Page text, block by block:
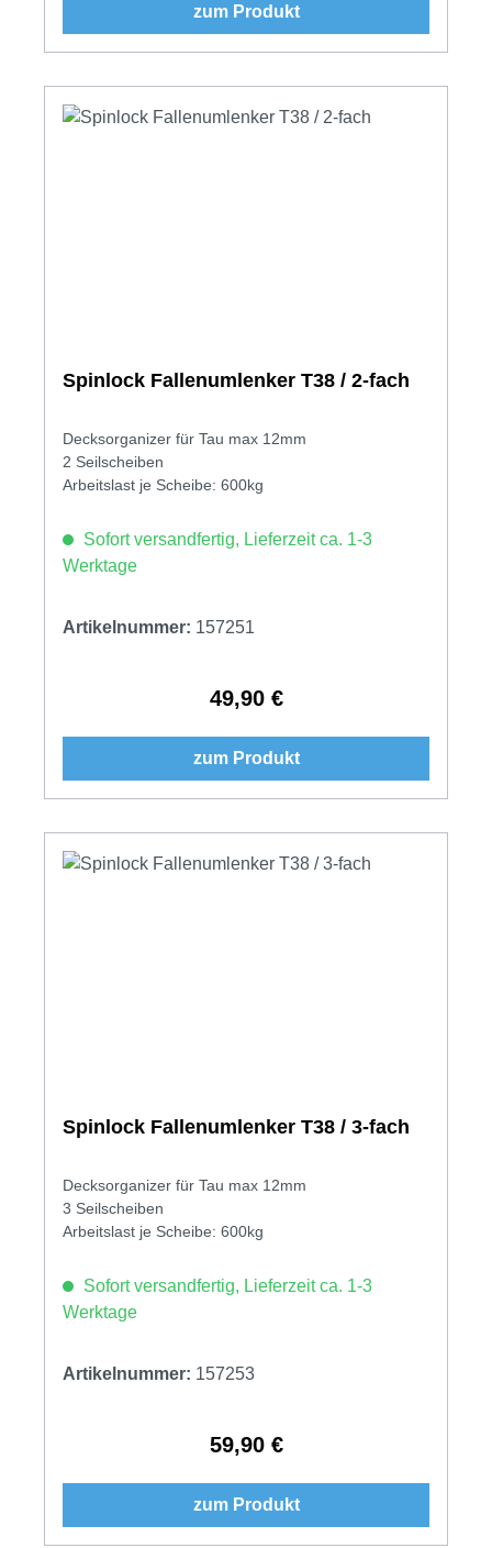
zum Produkt
Spinlock Fallenumlenker T38 / 2-fach
Decksorganizer für Tau max 12mm
2 Seilscheiben
Arbeitslast je Scheibe: 600kg
Sofort versandfertig, Lieferzeit ca. 1-3
Werktage
Artikelnummer: 157251
Regulärer Preis:
49,90 €
zum Produkt
Spinlock Fallenumlenker T38 / 3-fach
Decksorganizer für Tau max 12mm
3 Seilscheiben
Arbeitslast je Scheibe: 600kg
Sofort versandfertig, Lieferzeit ca. 1-3
Werktage
Artikelnummer: 157253
Regulärer Preis:
59,90 €
zum Produkt